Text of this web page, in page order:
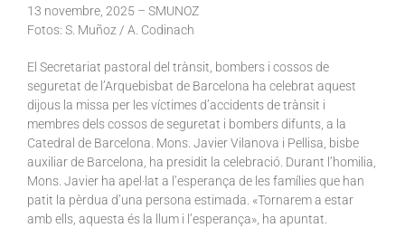
13 novembre , 2025 – SMUNOZ
Fotos: S. Muñoz / A. Codinach
El Secretariat pastoral del trànsit, bombers i cossos de
seguretat de l’Arquebisbat de Barcelona ha celebrat aquest
dijous la missa per les víctimes d’accidents de trànsit i
membres dels cossos de seguretat i bombers difunts, a la
Catedral de Barcelona. Mons. Javier Vilanova i Pellisa, bisbe
auxiliar de Barcelona, ha presidit la celebració. Durant l’homilia,
Mons. Javier ha apel·lat a l’esperança de les famílies que han
patit la pèrdua d’una persona estimada. «Tornarem a estar
amb ells, aquesta és la llum i l’esperança», ha apuntat.